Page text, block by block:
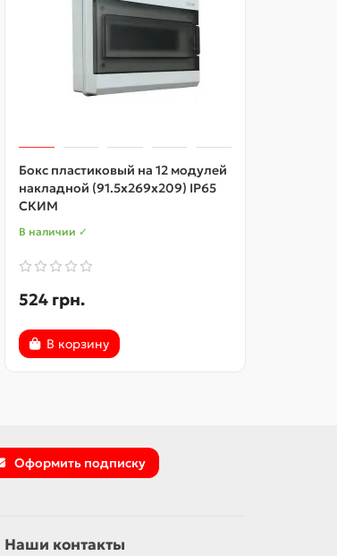
Бокс пластиковый на 12 модулей
накладной (91.5х269х209) IP65
СКИМ
В наличии ✓
524 грн.
В корзину
Оформить подписку
Наши контакты